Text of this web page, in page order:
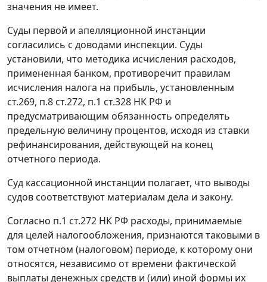
значения не имеет.
Суды первой и апелляционной инстанции
согласились с доводами инспекции. Суды
установили, что методика исчисления расходов,
примененная банком, противоречит правилам
исчисления налога на прибыль, установленным
ст.269, п.8 ст.272, п.1 ст.328 НК РФ и
предусматривающим обязанность определять
предельную величину процентов, исходя из ставки
рефинансирования, действующей на конец
отчетного периода.
Суд кассационной инстанции полагает, что выводы
судов соответствуют материалам дела и закону.
Согласно п.1 ст.272 НК РФ расходы, принимаемые
для целей налогообложения, признаются таковыми в
том отчетном (налоговом) периоде, к которому они
относятся, независимо от времени фактической
выплаты денежных средств и (или) иной формы их